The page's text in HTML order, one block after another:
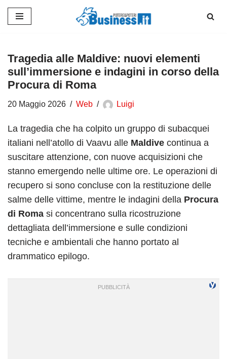
contenuto
Tragedia alle Maldive: nuovi elementi
sull’immersione e indagini in corso della
Procura di Roma
20 Maggio 2026 Web Luigi
La tragedia che ha colpito un gruppo di subacquei
italiani nell’atollo di Vaavu alle Maldive continua a
suscitare attenzione, con nuove acquisizioni che
stanno emergendo nelle ultime ore. Le operazioni di
recupero si sono concluse con la restituzione delle
salme delle vittime, mentre le indagini della Procura
di Roma si concentrano sulla ricostruzione
dettagliata dell’immersione e sulle condizioni
tecniche e ambientali che hanno portato al
drammatico epilogo.